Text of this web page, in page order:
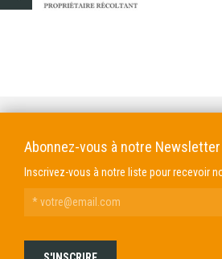
Abonnez-vous à notre Newsletter
Inscrivez-vous à notre liste pour recevoir